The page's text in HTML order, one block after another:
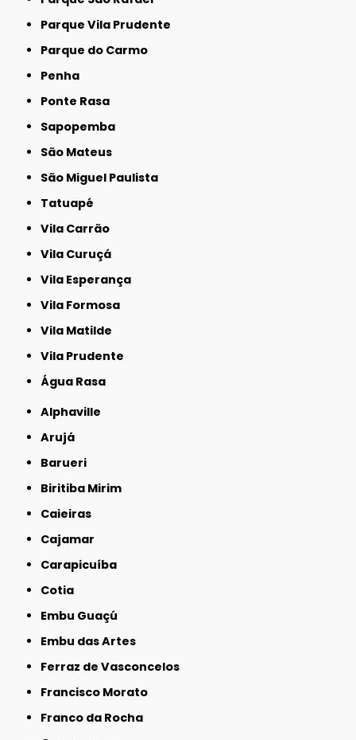
Parque Vila Prudente
Parque do Carmo
Penha
Ponte Rasa
Sapopemba
São Mateus
São Miguel Paulista
Tatuapé
Vila Carrão
Vila Curuçá
Vila Esperança
Vila Formosa
Vila Matilde
Vila Prudente
Água Rasa
Alphaville
Arujá
Barueri
Biritiba Mirim
Caieiras
Cajamar
Carapicuíba
Cotia
Embu Guaçú
Embu das Artes
Ferraz de Vasconcelos
Francisco Morato
Franco da Rocha